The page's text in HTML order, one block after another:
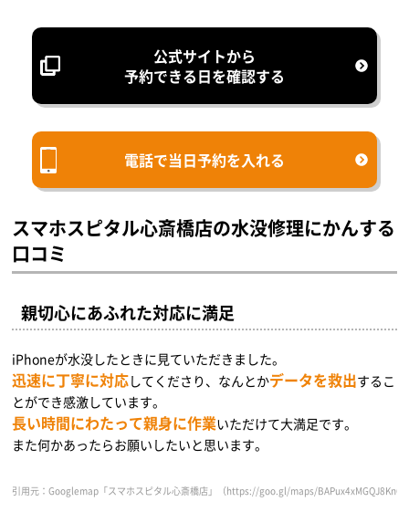
公式サイトから
予約できる日を確認する
電話で当日予約を入れる
スマホスピタル心斎橋店の水没修理にかんする
口コミ
親切心にあふれた対応に満足
iPhoneが水没したときに見ていただきました。
迅速に丁寧に対応してくださり、なんとかデータを救出するこ
とができ感激しています。
長い時間にわたって親身に作業いただけて大満足です。
また何かあったらお願いしたいと思います。
引用元：Googlemap「スマホスピタル心斎橋店」（https://goo.gl/maps/